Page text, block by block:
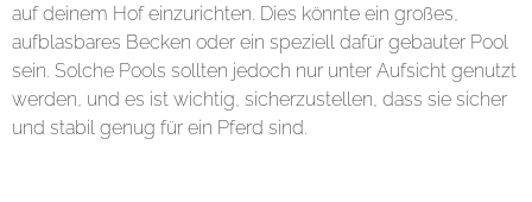
auf deinem Hof einzurichten. Dies könnte ein großes,
aufblasbares Becken oder ein speziell dafür gebauter Pool
sein. Solche Pools sollten jedoch nur unter Aufsicht genutzt
werden, und es ist wichtig, sicherzustellen, dass sie sicher
und stabil genug für ein Pferd sind.